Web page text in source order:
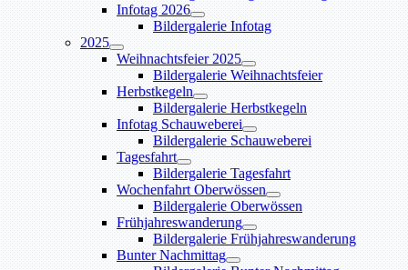
Infotag 2026
Bildergalerie Infotag
2025
Weihnachtsfeier 2025
Bildergalerie Weihnachtsfeier
Herbstkegeln
Bildergalerie Herbstkegeln
Infotag Schauweberei
Bildergalerie Schauweberei
Tagesfahrt
Bildergalerie Tagesfahrt
Wochenfahrt Oberwössen
Bildergalerie Oberwössen
Frühjahreswanderung
Bildergalerie Frühjahreswanderung
Bunter Nachmittag